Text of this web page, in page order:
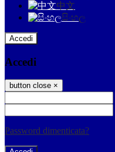
中文
සිංහල
Accedi
Accedi
button close ×
Password dimenticata?